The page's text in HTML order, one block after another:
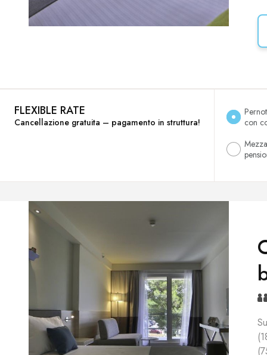
FLEXIBLE RATE
Cancellazione gratuita – pagamento in struttura!
con
Mezza